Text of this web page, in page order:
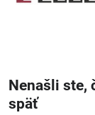
Nenašli ste,
späť